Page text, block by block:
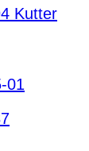
Kutter
01